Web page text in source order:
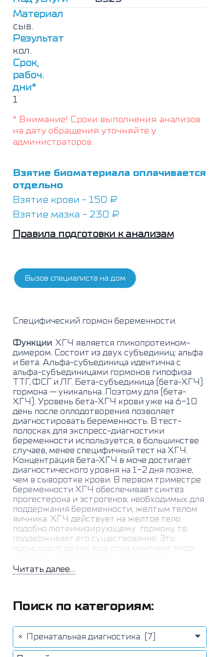
Материал
сыв.
Результат
кол.
Срок,
рабоч.
дни*
1
* Внимание! Сроки выполнения анализов
на дату обращения уточняйте у
администраторов.
Взятие биоматериала оплачивается
отдельно
Взятие крови - 150 ₽
Взятие мазка - 230 ₽
Правила подготовки к анализам
Вызов специалиста на дом
Специфический гормон беременности.
Функции. ХГЧ является гликопротеином-
димером. Состоит из двух субъединиц: альфа
и бета. Альфа-субъединица идентична с
альфа-субъединицами гормонов гипофиза
ТТГ, ФСГ и ЛГ. Бета-субъединица (бета-ХГЧ)
гормона — уникальна. Поэтому для (бета-
ХГЧ). Уровень бета-ХГЧ крови уже на 6-10
день после оплодотворения позволяет
диагностировать беременность. В тест-
полосках для экспресс-диагностики
беременности используется, в большинстве
случаев, менее специфичный тест на ХГЧ.
Концентрация бета-ХГЧ в моче достигает
диагностического уровня на 1-2 дня позже,
чем в сыворотке крови. В первом триместре
беременности ХГЧ обеспечивает синтез
прогестерона и эстрогенов, необходимых для
поддержания беременности, желтым телом
яичника. ХГЧ действует на желтое тело
подобно лютеинизирующему гормону, т.е.
поддерживает его существование. Это
происходит до тех пор, пока комплекс плод-
самостоятельно формировать необходимый
стимулирует клетки Лейдига,
для формирования половых органов по
мужскому типу Синтез ХГЧ осуществляется
клетками трофобласта, после имплантации
Читать далее...
онкомаркер)
Поиск по категориям:
× Пренатальная диагностика (7)